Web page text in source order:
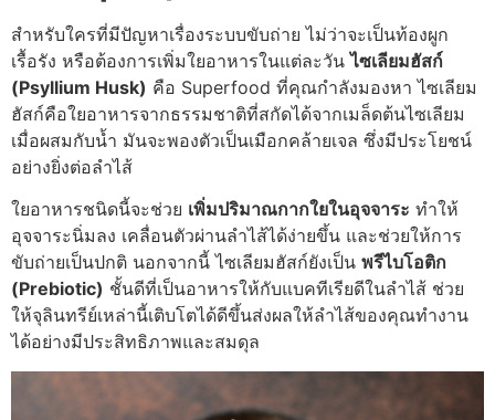
สำหรับใครที่มีปัญหาเรื่องระบบขับถ่าย ไม่ว่าจะเป็นท้องผูก
เรื้อรัง หรือต้องการเพิ่มใยอาหารในแต่ละวันไซเลียมฮัสก์
(Psyllium Husk) คือ Superfood ที่คุณกำลังมองหาไซเลียม
ฮัสก์คือใยอาหารจากธรรมชาติที่สกัดได้จากเมล็ดต้นไซเลียม
เมื่อผสมกับน้ำ มันจะพองตัวเป็นเมือกคล้ายเจล ซึ่งมีประโยชน์
อย่างยิ่งต่อลำไส้
ใยอาหารชนิดนี้จะช่วย เพิ่มปริมาณกากใยในอุจจาระ ทำให้
อุจจาระนิ่มลง เคลื่อนตัวผ่านลำไส้ได้ง่ายขึ้น และช่วยให้การ
ขับถ่ายเป็นปกติ นอกจากนี้ ไซเลียมฮัสก์ยังเป็น พรีไบโอติก
(Prebiotic) ชั้นดีที่เป็นอาหารให้กับแบคทีเรียดีในลำไส้ ช่วย
ให้จุลินทรีย์เหล่านี้เติบโตได้ดีขึ้นส่งผลให้ลำไส้ของคุณทำงาน
ได้อย่างมีประสิทธิภาพและสมดุล